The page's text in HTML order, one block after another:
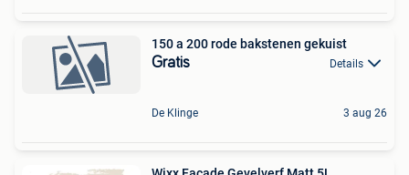
150 a 200 rode bakstenen gekuist
Gratis Details
De Klinge 3 aug 26